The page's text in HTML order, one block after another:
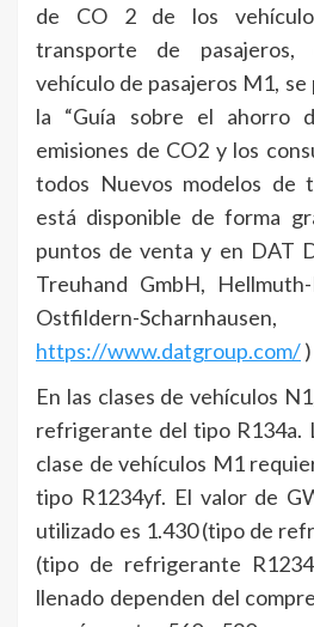
de CO 2 de los
transporte de
vehículo de pasajeros M1,
la “Guía sobre el ahorro
emisiones de CO2 y los
todos Nuevos modelos de
está disponible de forma
puntos de venta y en DAT
Treuhand GmbH,
Ostfildern-
https://www.datgroup.com/)
En las clases de vehículos
refrigerante del tipo R134a.
clase de vehículos M1
tipo R1234yf. El valor de
utilizado es 1.430 (tipo de
(tipo de refrigerante
llenado dependen del